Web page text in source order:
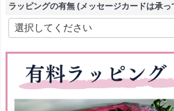
)
ラッピングの有無 (メッセージカードは承